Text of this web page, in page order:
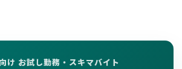
け お試し勤務・スキマバイト